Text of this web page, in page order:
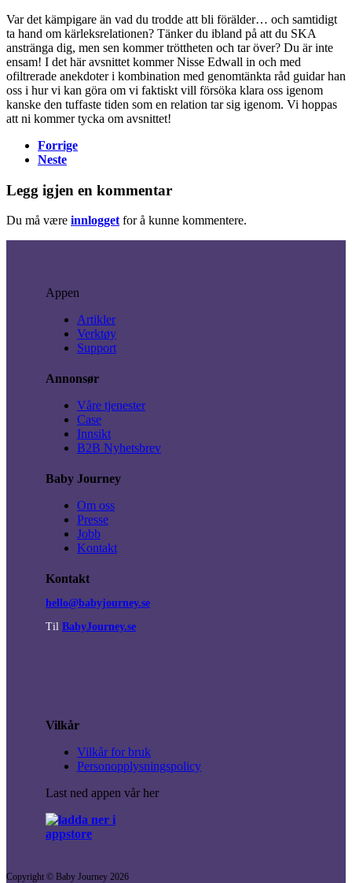
Var det kämpigare än vad du trodde att bli förälder… och samtidigt
ta hand om kärleksrelationen? Tänker du ibland på att du SKA
anstränga dig, men sen kommer tröttheten och tar över? Du är inte
ensam! I det här avsnittet kommer Nisse Edwall in och med
ofiltrerade anekdoter i kombination med genomtänkta råd guidar han
oss i hur vi kan göra om vi faktiskt vill försöka klara oss igenom
kanske den tuffaste tiden som en relation tar sig igenom. Vi hoppas
att ni kommer tycka om avsnittet!
Forrige
Neste
Legg igjen en kommentar
Du må være innlogget for å kunne kommentere.
Appen
Artikler
Verktøy
Support
Annonsør
Våre tjenester
Case
Innsikt
B2B Nyhetsbrev
Baby Journey
Om oss
Presse
Jobb
Kontakt
Kontakt
hello@babyjourney.se
Til BabyJourney.se
Vilkår
Vilkår for bruk
Personopplysningspolicy
Last ned appen vår her
Copyright © Baby Journey 2026